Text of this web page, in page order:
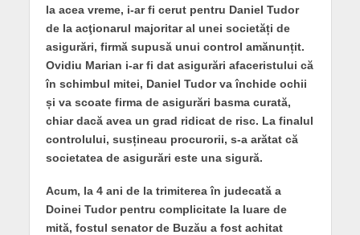
la acea vreme, i-ar fi cerut pentru Daniel Tudor
de la acţionarul majoritar al unei societăți de
asigurări, firmă supusă unui control amănunțit.
Ovidiu Marian i-ar fi dat asigurări afaceristului că
în schimbul mitei, Daniel Tudor va închide ochii
și va scoate firma de asigurări basma curată,
chiar dacă avea un grad ridicat de risc. La finalul
controlului, susțineau procurorii, s-a arătat că
societatea de asigurări este una sigură.
Acum, la 4 ani de la trimiterea în judecată a
Doinei Tudor pentru complicitate la luare de
mită, fostul senator de Buzău a fost achitat